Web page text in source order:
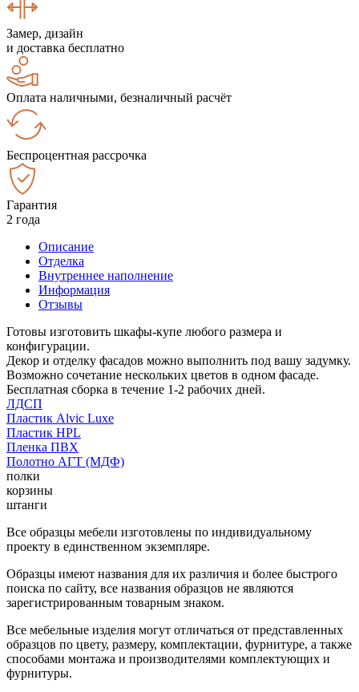
Замер, дизайн
и доставка бесплатно
Оплата наличными, безналичный расчёт
Беспроцентная рассрочка
Гарантия
2 года
Описание
Отделка
Внутреннее наполнение
Информация
Отзывы
Готовы изготовить шкафы-купе любого размера и
конфигурации.
Декор и отделку фасадов можно выполнить под вашу задумку.
Возможно сочетание нескольких цветов в одном фасаде.
Бесплатная сборка в течение 1-2 рабочих дней.
ЛДСП
Пластик Alvic Luxe
Пластик HPL
Пленка ПВХ
Полотно АГТ (МДФ)
полки
корзины
штанги
Все образцы мебели изготовлены по индивидуальному
проекту в единственном экземпляре.
Образцы имеют названия для их различия и более быстрого
поиска по сайту, все названия образцов не являются
зарегистрированным товарным знаком.
Все мебельные изделия могут отличаться от представленных
образцов по цвету, размеру, комплектации, фурнитуре, а также
способами монтажа и производителями комплектующих и
фурнитуры.